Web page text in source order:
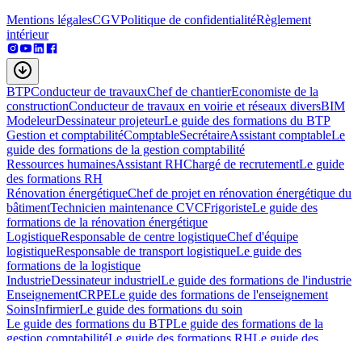
Mentions légalesCGVPolitique de confidentialitéRèglement
intérieur
BTPConducteur de travauxChef de chantierEconomiste de la
constructionConducteur de travaux en voirie et réseaux diversBIM
ModeleurDessinateur projeteurLe guide des formations du BTP
Gestion et comptabilitéComptableSecrétaireAssistant comptableLe
guide des formations de la gestion comptabilité
Ressources humainesAssistant RHChargé de recrutementLe guide
des formations RH
Rénovation énergétiqueChef de projet en rénovation énergétique du
bâtimentTechnicien maintenance CVCFrigoristeLe guide des
formations de la rénovation énergétique
LogistiqueResponsable de centre logistiqueChef d'équipe
logistiqueResponsable de transport logistiqueLe guide des
formations de la logistique
IndustrieDessinateur industrielLe guide des formations de l'industrie
EnseignementCRPELe guide des formations de l'enseignement
SoinsInfirmierLe guide des formations du soin
Le guide des formations du BTPLe guide des formations de la
gestion comptabilitéLe guide des formations RHLe guide des